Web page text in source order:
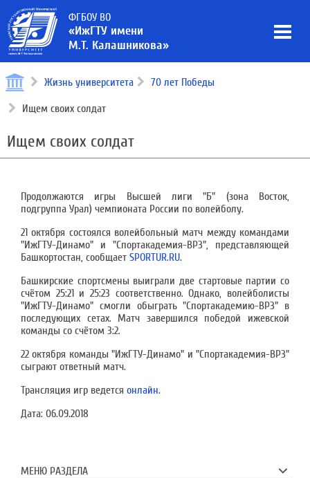
ФГБОУ ВО
«ИжГТУ имени
М.Т. Калашникова»
Жизнь университета 70 лет Победы
Ищем своих солдат
Ищем своих солдат
Продолжаются игры Высшей лиги "Б" (зона Восток,
подгруппа Урал) чемпионата России по волейболу.
21 октября состоялся волейбольный матч между командами
"ИжГТУ-Динамо" и "Спортакадемия-ВРЗ", представляющей
Башкортостан, сообщает SPORTUR.RU.
Башкирские спортсмены выиграли две стартовые партии со
счётом 25:21 и 25:23 соответственно. Однако, волейболисты
"ИжГТУ-Динамо" смогли обыграть "Спортакадемию-ВРЗ" в
последующих сетах. Матч завершился победой ижевской
команды со счётом 3:2.
22 октября команды "ИжГТУ-Динамо" и "Спортакадемия-ВРЗ"
сыграют ответный матч.
Трансляция игр ведется онлайн.
Дата: 06.09.2018
МЕНЮ РАЗДЕЛА